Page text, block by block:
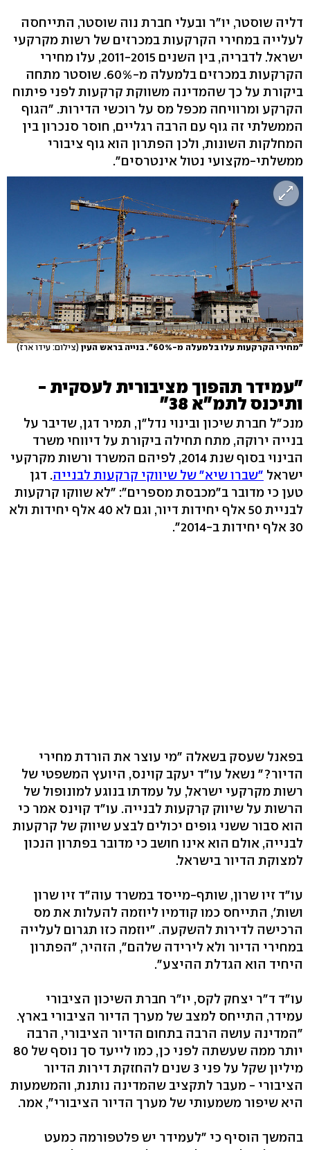
דליה שוסטר, יו"ר ובעלי חברת נוה שוסטר, התייחסה
לעלייה במחירי הקרקעות במכרזים של רשות מקרקעי
ישראל. לדבריה, בין השנים 2011-2015, עלו מחירי
הקרקעות במכרזים בלמעלה מ-60%. שוסטר מתחה
ביקורת על כך שהמדינה משווקת קרקעות לפני פיתוח
הקרקע ומרוויחה מכפל מס על רוכשי הדירות. "הגוף
הממשלתי זה גוף עם הרבה רגליים, חוסר סנכרון בין
המחלקות השונות, ולכן הפתרון הוא גוף ציבורי
ממשלתי-מקצועי נטול אינטרסים".
"מחירי הקרקעות עלו בלמעלה מ-60%". בנייה בראש העין (צילום: עידו ארז)
"עמידר תהפוך מציבורית לעסקית -
ותיכנס לתמ"א 38"
מנכ"ל חברת שיכון ובינוי נדל"ן, תמיר דגן, שדיבר על
בנייה ירוקה, מתח תחילה ביקורת על דיווחי משרד
הבינוי בסוף שנת 2014, לפיהם המשרד ורשות מקרקעי
ישראל "שברו שיא" של שיווקי קרקעות לבנייה. דגן
טען כי מדובר ב"מכבסת מספרים": "לא שווקו קרקעות
לבניית 50 אלף יחידות דיור, וגם לא 40 אלף יחידות ולא
30 אלף יחידות ב-2014".
בפאנל שעסק בשאלה "מי עוצר את הורדת מחירי
הדיור?" נשאל עו"ד יעקב קוינס, היועץ המשפטי של
רשות מקרקעי ישראל, על עמדתו בנוגע למונופול של
הרשות על שיווק קרקעות לבנייה. עו"ד קוינס אמר כי
הוא סבור ששני גופים יכולים לבצע שיווק של קרקעות
לבנייה, אולם הוא אינו חושב כי מדובר בפתרון הנכון
למצוקת הדיור בישראל.
עו"ד זיו שרון, שותף-מייסד במשרד עוה"ד זיו שרון
ושות', התייחס כמו קודמיו ליוזמה להעלות את מס
הרכישה לדירות להשקעה. "יוזמה כזו תגרום לעלייה
במחירי הדיור ולא לירידה שלהם", הזהיר, "הפתרון
היחיד הוא הגדלת ההיצע".
עו"ד ד"ר יצחק לקס, יו"ר חברת השיכון הציבורי
עמידר, התייחס למצב של מערך הדיור הציבורי בארץ.
"המדינה עושה הרבה בתחום הדיור הציבורי, הרבה
יותר ממה שעשתה לפני כן, כמו לייעד סך נוסף של 80
מיליון שקל על פני 3 שנים להחזקת דירות הדיור
הציבורי - מעבר לתקציב שהמדינה נותנת, והמשמעות
היא שיפור משמעותי של מערך הדיור הציבורי", אמר.
בהמשך הוסיף כי "לעמידר יש פלטפורמה כמעט